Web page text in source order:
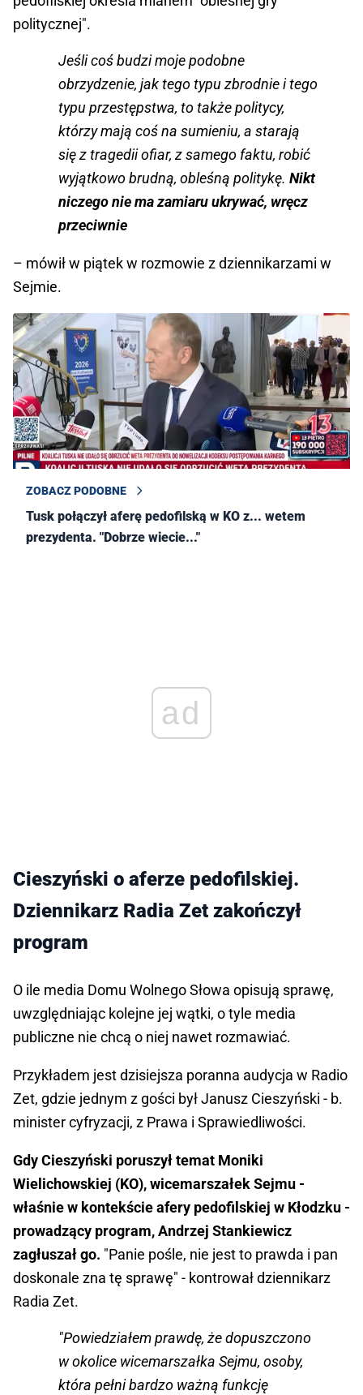
politycznej".
Jeśli coś budzi moje podobne
obrzydzenie, jak tego typu zbrodnie i tego
typu przestępstwa, to także politycy,
którzy mają coś na sumieniu, a starają
się z tragedii ofiar, z samego faktu, robić
wyjątkowo brudną, obleśną politykę. Nikt
niczego nie ma zamiaru ukrywać, wręcz
przeciwnie
– mówił w piątek w rozmowie z dziennikarzami w
Sejmie.
ZOBACZ PODOBNE
Tusk połączył aferę pedofilską w KO z... wetem
prezydenta. "Dobrze wiecie..."
ad
Cieszyński o aferze pedofilskiej.
Dziennikarz Radia Zet zakończył
program
O ile media Domu Wolnego Słowa opisują sprawę,
uwzględniając kolejne jej wątki, o tyle media
publiczne nie chcą o niej nawet rozmawiać.
Przykładem jest dzisiejsza poranna audycja w Radio
Zet, gdzie jednym z gości był Janusz Cieszyński - b.
minister cyfryzacji, z Prawa i Sprawiedliwości.
Gdy Cieszyński poruszył temat Moniki
Wielichowskiej (KO), wicemarszałek Sejmu -
właśnie w kontekście afery pedofilskiej w Kłodzku -
prowadzący program, Andrzej Stankiewicz
zagłuszał go. "Panie pośle, nie jest to prawda i pan
doskonale zna tę sprawę" - kontrował dziennikarz
Radia Zet.
"Powiedziałem prawdę, że dopuszczono
w okolice wicemarszałka Sejmu, osoby,
która pełni bardzo ważną funkcję